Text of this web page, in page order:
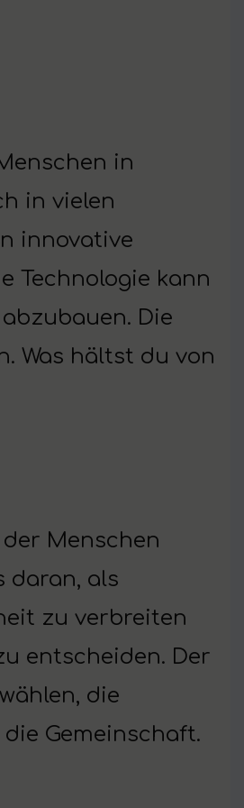
in
in vielen
innovative
Technologie kann
Die
Was hältst du von
Menschen
daran, als
zu verbreiten
entscheiden. Der
die
Gemeinschaft.